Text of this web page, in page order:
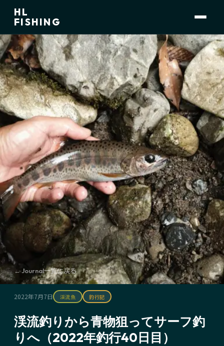
HL
FISHING
← Journal一覧に戻る
2022年7月7日 渓流魚 釣行記
渓流釣りから青物狙ってサーフ釣
りへ（2022年釣行40日目）